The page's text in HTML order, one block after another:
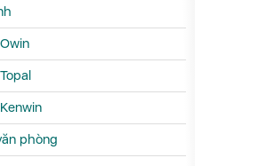
phòng